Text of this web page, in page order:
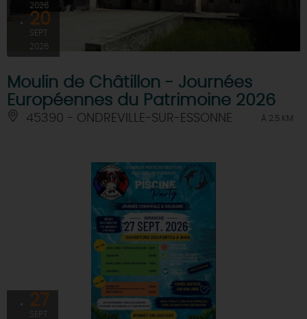
2026
20
SEPT
2026
Moulin de Châtillon - Journées
Européennes du Patrimoine 2026
45390 - ONDREVILLE-SUR-ESSONNE À 2.5 KM
27
SEPT